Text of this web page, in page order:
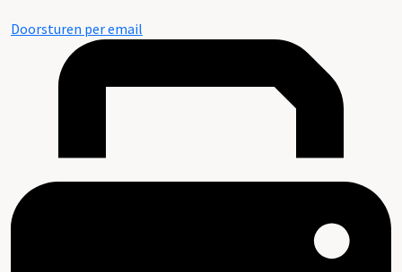
Doorsturen per email